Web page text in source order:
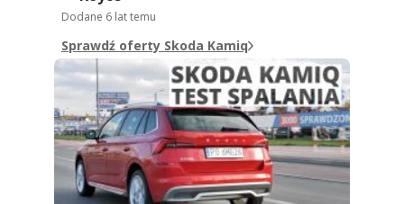
Dodane 6 lat temu
Sprawdź oferty Skoda Kamiq